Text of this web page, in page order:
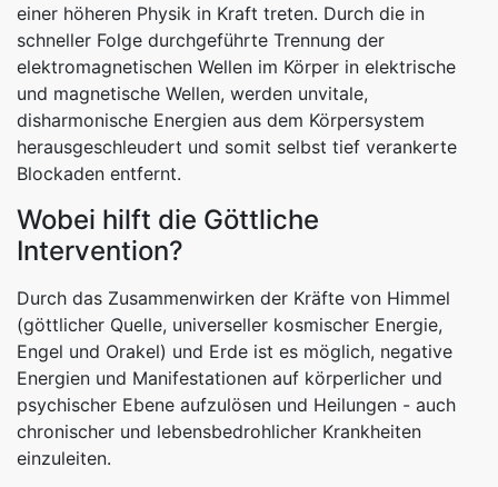
einer höheren Physik in Kraft treten. Durch die in
schneller Folge durchgeführte Trennung der
elektromagnetischen Wellen im Körper in elektrische
und magnetische Wellen, werden unvitale,
disharmonische Energien aus dem Körpersystem
herausgeschleudert und somit selbst tief verankerte
Blockaden entfernt.
Wobei hilft die Göttliche
Intervention?
Durch das Zusammenwirken der Kräfte von Himmel
(göttlicher Quelle, universeller kosmischer Energie,
Engel und Orakel) und Erde ist es möglich, negative
Energien und Manifestationen auf körperlicher und
psychischer Ebene aufzulösen und Heilungen - auch
chronischer und lebensbedrohlicher Krankheiten
einzuleiten.